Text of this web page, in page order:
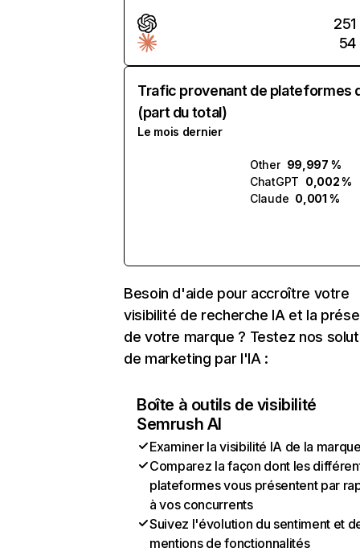
251
54
Trafic provenant de plateformes
(part du total)
Le mois dernier
Other 99,997 %
ChatGPT 0,002 %
Claude 0,001 %
Besoin d'aide pour accroître votre
visibilité de recherche IA et la
de votre marque ? Testez nos
de marketing par l'IA :
Boîte à outils de visibilité
Semrush AI
Examiner la visibilité IA de la
Comparez la façon dont les
plateformes vous présentent par
à vos concurrents
Suivez l'évolution du sentiment et
mentions de fonctionnalités